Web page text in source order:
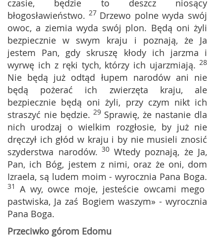
czasie, będzie to deszcz niosący
błogosławieństwo. 27 Drzewo polne wyda swój
owoc, a ziemia wyda swój plon. Będą oni żyli
bezpiecznie w swym kraju i poznają, że Ja
jestem Pan, gdy skruszę kłody ich jarzma i
wyrwę ich z ręki tych, którzy ich ujarzmiają. 28
Nie będą już odtąd łupem narodów ani nie
będą pożerać ich zwierzęta kraju, ale
bezpiecznie będą oni żyli, przy czym nikt ich
straszyć nie będzie. 29 Sprawię, że nastanie dla
nich urodzaj o wielkim rozgłosie, by już nie
dręczył ich głód w kraju i by nie musieli znosić
szyderstwa narodów. 30 Wtedy poznają, że Ja,
Pan, ich Bóg, jestem z nimi, oraz że oni, dom
Izraela, są ludem moim - wyrocznia Pana Boga.
31 A wy, owce moje, jesteście owcami mego
pastwiska, Ja zaś Bogiem waszym» - wyrocznia
Pana Boga.
Przeciwko górom Edomu